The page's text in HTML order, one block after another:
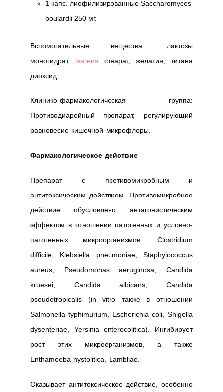
1 капс. лиофилизированные Saccharomyces
boulardii 250 мг.
Вспомогательные вещества: лактозы
моногидрат, магния стеарат, желатин, титана
диоксид.
Клинико-фармакологическая группа:
Противодиарейный препарат, регулирующий
равновесие кишечной микрофлоры.
Фармакологическое действие
Препарат с противомикробным и
антитоксическим действием. Противомикробное
действие обусловлено антагонистическим
эффектом в отношении патогенных и условно-
патогенных микроорганизмов: Clostridium
difficile, Klebsiella pneumoniae, Staphylococcus
aureus, Pseudomonas aeruginosa, Candida
kruesei, Candida albicans, Candida
pseudotropicalis (in vitro также в отношении
Salmonella typhimurium, Escherichia coli, Shigella
dysenteriae, Yersinia enterocolitica). Ингибирует
рост этих микроорганизмов, а также
Enthamoeba hystolitica, Lambliae.
Оказывает антитоксическое действие, особенно